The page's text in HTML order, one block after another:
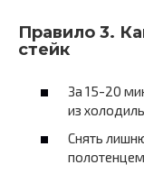
Правило 3.
стейк
За 15-20
из
Снять